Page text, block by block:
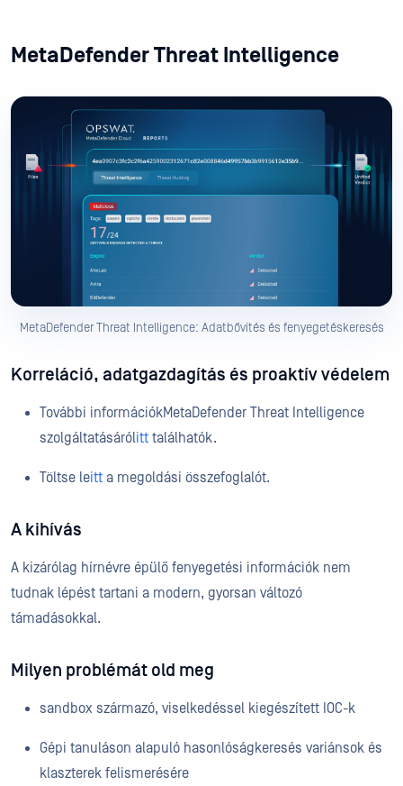
MetaDefender Threat Intelligence
MetaDefender Threat Intelligence: Adatbővítés és fenyegetéskeresés
Korreláció, adatgazdagítás és proaktív védelem
További információkMetaDefender Threat Intelligence
szolgáltatásárólitt találhatók.
Töltse leitt a megoldási összefoglalót.
A kihívás
A kizárólag hírnévre épülő fenyegetési információk nem
tudnak lépést tartani a modern, gyorsan változó
támadásokkal.
Milyen problémát old meg
sandbox származó, viselkedéssel kiegészített IOC-k
Gépi tanuláson alapuló hasonlóságkeresés variánsok és
klaszterek felismerésére